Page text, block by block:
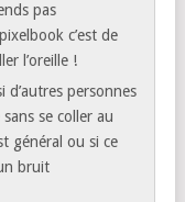
pas
c’est de
l’oreille !
d’autres personnes
se coller au
général ou si ce
bruit